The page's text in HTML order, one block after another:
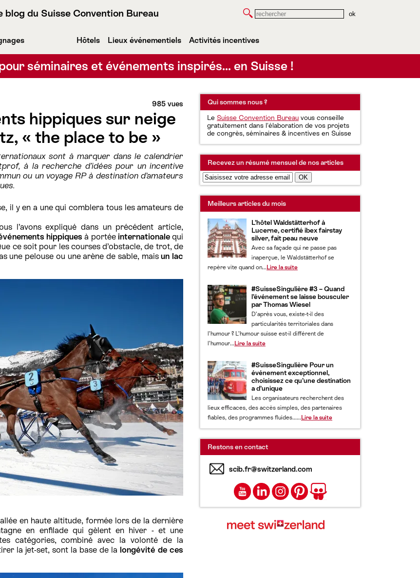
blog du Suisse Convention Bureau Rechercher
Hôtels Lieux événementiels Activités incentives
séminaires et événements inspirés… en Suisse !
985 vues
hippiques sur neige
« the place to be »
sont à marquer dans le calendrier
à la recherche d’idées pour un incentive
ou un voyage RP à destination d’amateurs
il y en a une qui comblera tous les amateurs de
l’avons expliqué dans un précédent article,
hippiques à portée internationalequi
ce soit pour les courses d’obstacle, de trot, de
une pelouse ou une arène de sable, maisun lac
en haute altitude, formée lors de la dernière
en enfilade qui gèlent en hiver - et une
catégories, combiné avec la volonté de la
la jet-set, sont la base de la longévité de ces
Qui sommes nous ?
Le Suisse Convention Bureau vous conseille
gratuitement dans l'élaboration de vos projets
de congrès, séminaires & incentives en Suisse
Recevez un résumé mensuel de nos articles
Meilleurs articles du mois
L’hôtel Waldstätterhof à
Lucerne, certifié ibex fairstay
silver, fait peau neuve
Avec sa façade qui ne passe pas
inaperçue, le Waldstätterhof se
repère vite quand on... Lire la suite
#SuisseSingulière #3 – Quand
l’événement se laisse bousculer
par Thomas Wiesel
D’après vous, existe-t-il des
particularités territoriales dans
l’humour ? L’humour suisse est-il différent de
l’humour... Lire la suite
#SuisseSingulière Pour un
événement exceptionnel,
choisissez ce qu’une destination
a d’unique
Les organisateurs recherchent des
lieux efficaces, des accès simples, des partenaires
fiables, des programmes fluides...... Lire la suite
Restons en contact
scib.fr@switzerland.com